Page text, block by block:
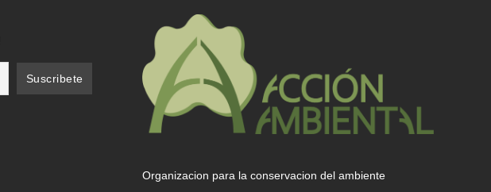
Organizacion para la conservacion del ambiente